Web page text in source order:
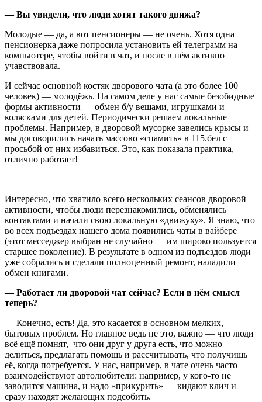
— Вы увидели, что люди хотят такого движа?
Молодые — да, а вот пенсионеры — не очень. Хотя одна
пенсионерка даже попросила установить ей телеграмм на
компьютере, чтобы войти в чат, и после в нём активно
учавствовала.
И сейчас основной костяк дворового чата (а это более 100
человек) — молодёжь. На самом деле у нас самые безобидные
формы активности — обмен б/у вещами, игрушками и
колясками для детей. Периодически решаем локальные
проблемы. Например, в дворовой мусорке завелись крысы и
мы договорились начать массово «спамить» в 115.бел с
просьбой от них избавиться. Это, как показала практика,
отлично работает!
Интересно, что хватило всего нескольких сеансов дворовой
активности, чтобы люди перезнакомились, обменялись
контактами и начали свою локальную «движуху». Я знаю, что
во всех подъездах нашего дома появились чаты в вайбере
(этот месседжер выбран не случайно — им широко пользуется
старшее поколение). В результате в одном из подъездов люди
уже собрались и сделали полноценный ремонт, наладили
обмен книгами.
— Работает ли дворовой чат сейчас? Если в нём смысл
теперь?
— Конечно, есть! Да, это касается в основном мелких,
бытовых проблем. Но главное ведь не это, важно — что люди
всё ещё помнят, что они друг у друга есть, что можно
делиться, предлагать помощь и рассчитывать, что получишь
её, когда потребуется. У нас, например, в чате очень часто
взаимодействуют автолюбители: например, у кого-то не
заводится машина, и надо «прикурить» — кидают клич и
сразу находят желающих подсобить.